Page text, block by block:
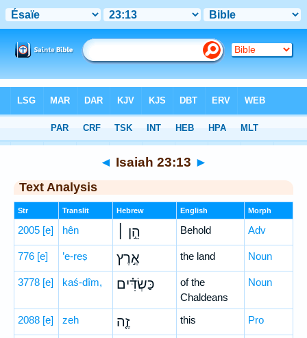
> Isaiah 23:13
◄ Isaiah 23:13 ►
Text Analysis
Str Translit Hebrew English Morph
2005 [e] hên הֵ֣ן ׀ Behold Adv
776 [e] ’e-reṣ אֶ֣רֶץ the land Noun
3778 [e] kaś-dîm, כַּשְׂדִּ֗ים
of the
Chaldeans
Noun
2088 [e] zeh זֶ֤ה this Pro